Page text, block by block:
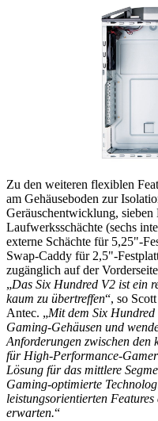
Zu den weiteren flexiblen
am Gehäuseboden zur
Geräuschentwicklung, sieben
Laufwerksschächte (sechs
externe Schächte für 5,25"-
Swap-Caddy für 2,5"-
zugänglich auf der
„Das Six Hundred V2 ist ein
kaum zu übertreffen“, so
Antec. „Mit dem Six
Gaming-Gehäusen und
Anforderungen zwischen den
für High-Performance-
Lösung für das mittlere
Gaming-optimierte
leistungsorientierten
erwarten.“